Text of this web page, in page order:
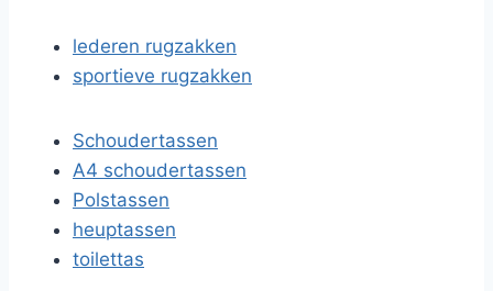
lederen rugzakken
sportieve rugzakken
Schoudertassen
A4 schoudertassen
Polstassen
heuptassen
toilettas